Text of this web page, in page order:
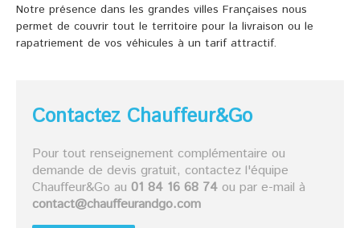
Notre présence dans les grandes villes Françaises nous
permet de couvrir tout le territoire pour la livraison ou le
rapatriement de vos véhicules à un tarif attractif.
Contactez Chauffeur&Go
Pour tout renseignement complémentaire ou
demande de devis gratuit, contactez l'équipe
Chauffeur&Go au 01 84 16 68 74 ou par e-mail à
contact@chauffeurandgo.com